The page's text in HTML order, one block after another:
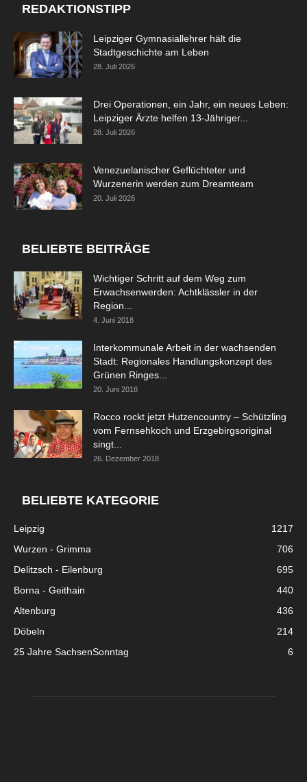
REDAKTIONSTIPP
Leipziger Gymnasiallehrer hält die
Stadtgeschichte am Leben
28. Juli 2026
Drei Operationen, ein Jahr, ein neues Leben:
Leipziger Ärzte helfen 13-Jähriger...
28. Juli 2026
Venezuelanischer Geflüchteter und
Wurzenerin werden zum Dreamteam
20. Juli 2026
BELIEBTE BEITRÄGE
Wichtiger Schritt auf dem Weg zum
Erwachsenwerden: Achtklässler in der
Region...
4. Juni 2018
Interkommunale Arbeit in der wachsenden
Stadt: Regionales Handlungskonzept des
Grünen Ringes...
20. Juni 2018
Rocco rockt jetzt Hutzencountry – Schützling
vom Fernsehkoch und Erzgebirgsoriginal
singt...
26. Dezember 2018
BELIEBTE KATEGORIE
Leipzig
1217
Wurzen - Grimma
706
Delitzsch - Eilenburg
695
Borna - Geithain
440
Altenburg
436
Döbeln
214
25 Jahre SachsenSonntag
6